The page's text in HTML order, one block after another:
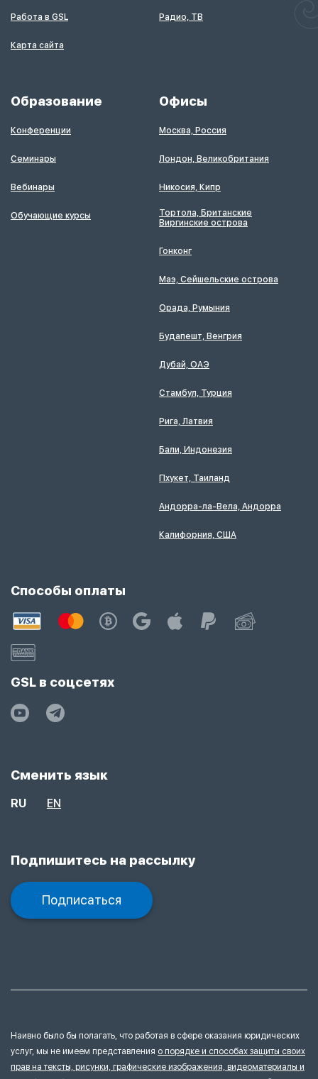
Работа в GSL
Карта сайта
Радио, ТВ
Образование
Конференции
Семинары
Вебинары
Обучающие курсы
Офисы
Москва, Россия
Лондон, Великобритания
Никосия, Кипр
Тортола, Британские
Виргинские острова
Гонконг
Маэ, Сейшельские острова
Орада, Румыния
Будапешт, Венгрия
Дубай, ОАЭ
Стамбул, Турция
Рига, Латвия
Бали, Индонезия
Пхукет, Таиланд
Андорра-ла-Вела, Андорра
Калифорния, США
Способы оплаты
GSL в соцсетях
Сменить язык
RU EN
Подпишитесь на рассылку
Подписаться
Наивно было бы полагать, что работая в сфере оказания юридических
услуг, мы не имеем представления о порядке и способах защиты своих
прав на тексты, рисунки, графические изображения, видеоматериалы и